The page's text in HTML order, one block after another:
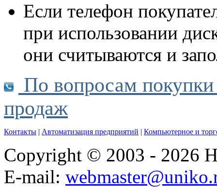
Если телефон
при использовании
они считываются и
По вопросам
продаж
Контакты | Автоматизация предприятий | Компьютерное и
Copyright © 2003 - 2026
E-mail: